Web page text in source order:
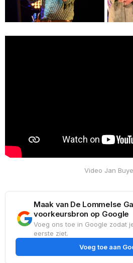
Video Jan
Maak van De Lommelse
voorkeursbron op Google
Voeg ons toe in Google zodat
eerste ziet.
Voeg toe aan